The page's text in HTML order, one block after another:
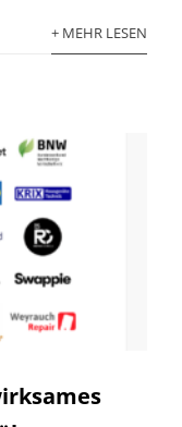
+ MEHR LESEN